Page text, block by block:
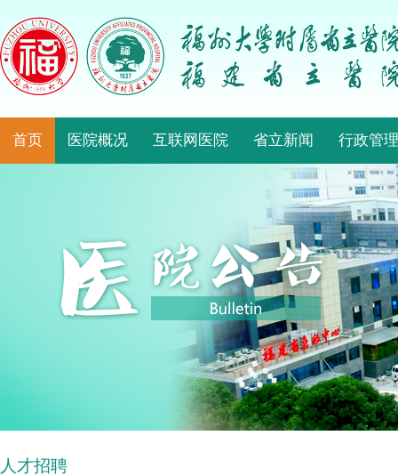
首页 医院概况 互联网医院 省立新闻 行政管理
人才招聘